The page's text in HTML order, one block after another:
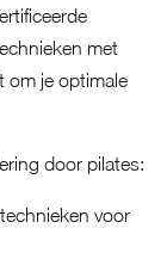
met
om je optimale
door pilates:
voor